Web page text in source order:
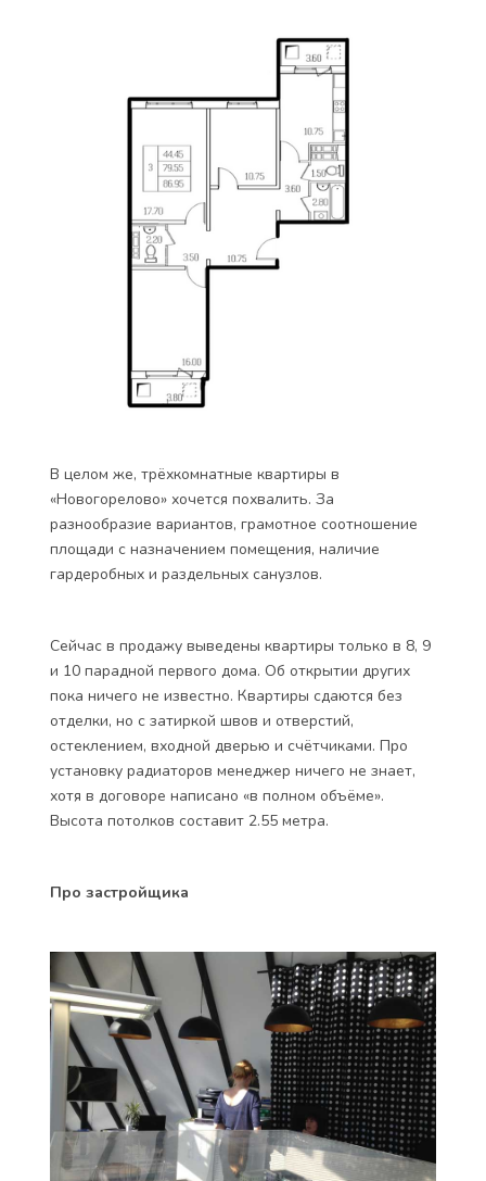
В целом же, трёхкомнатные квартиры в
«Новогорелово» хочется похвалить. За
разнообразие вариантов, грамотное соотношение
площади с назначением помещения, наличие
гардеробных и раздельных санузлов.
Сейчас в продажу выведены квартиры только в 8, 9
и 10 парадной первого дома. Об открытии других
пока ничего не известно. Квартиры сдаются без
отделки, но с затиркой швов и отверстий,
остеклением, входной дверью и счётчиками. Про
установку радиаторов менеджер ничего не знает,
хотя в договоре написано «в полном объёме».
Высота потолков составит 2.55 метра.
Про застройщика